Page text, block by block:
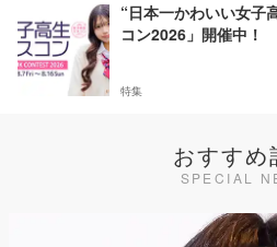
“日本一かわいい女子
コン2026」開催中！
特集
おすすめ
SPECIAL